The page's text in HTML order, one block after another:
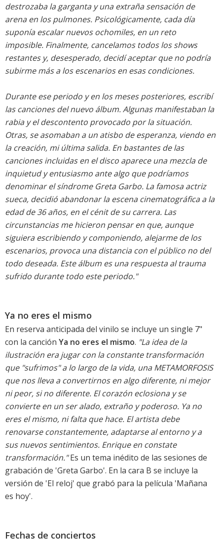
destrozaba la garganta y una extraña sensación de
arena en los pulmones. Psicológicamente, cada día
suponía escalar nuevosochomiles, en un reto
imposible. Finalmente, cancelamos todos losshows
restantes y, desesperado, decidí aceptar que no podría
subirme más a los escenarios en esas condiciones.
Durante ese periodo y en los meses posteriores, escribí
las canciones del nuevo álbum. Algunas manifestaban la
rabia y el descontento provocado por la situación.
Otras, se asomaban a un atisbo de esperanza, viendo en
la creación, mi última salida. En bastantes de las
canciones incluidas en el disco aparece una mezcla de
inquietud y entusiasmo ante algo que podríamos
denominar el síndrome Greta Garbo. La famosa actriz
sueca, decidió abandonar la escena cinematográfica a la
edad de 36 años, en el cénit de su carrera. Las
circunstancias me hicieron pensar en que, aunque
siguiera escribiendo y componiendo, alejarme de los
escenarios, provoca una distancia con el público no del
todo deseada. Este álbum es una respuesta al trauma
sufrido durante todo este periodo."
Ya no eres el mismo
En reserva anticipada del vinilo se incluye un single 7"
con la canción Ya no eres el mismo. "La idea de la
ilustración era jugar con la constante transformación
que "sufrimos" a lo largo de la vida, una METAMORFOSIS
que nos lleva a convertirnos en algo diferente, ni mejor
ni peor, si no diferente. El corazón eclosiona y se
convierte en un ser alado, extraño y poderoso. Ya no
eres el mismo, ni falta que hace. El artista debe
renovarse constantemente, adaptarse al entorno y a
sus nuevos sentimientos. Enrique en constate
transformación."Es un tema inédito de las sesiones de
grabación de 'Greta Garbo'. En la cara B se incluye la
versión de 'El reloj' que grabó para la película 'Mañana
es hoy'.
Fechas de conciertos